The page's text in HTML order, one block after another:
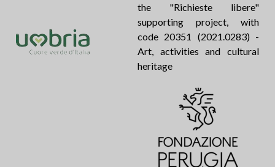
the "Richieste libere"
supporting project, with
code 20351 (2021.0283) -
Art, activities and cultural
heritage